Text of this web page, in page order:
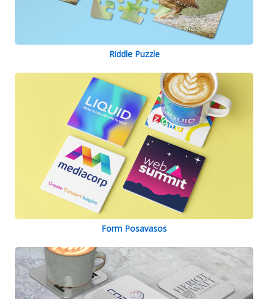
Riddle Puzzle
Form Posavasos